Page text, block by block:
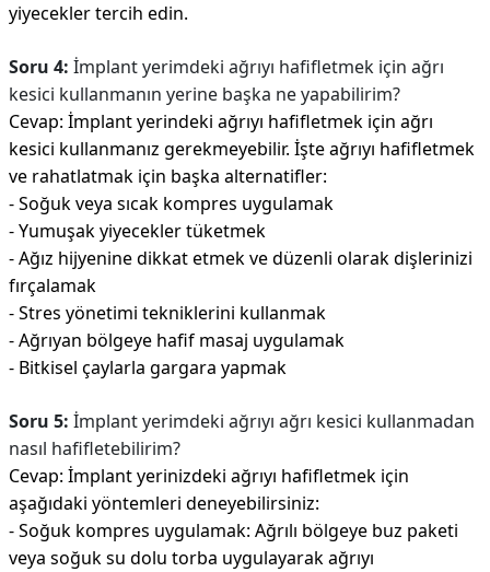
yiyecekler tercih edin.
Soru 4: İmplant yerimdeki ağrıyı hafifletmek için ağrı
kesici kullanmanın yerine başka ne yapabilirim?
Cevap: İmplant yerindeki ağrıyı hafifletmek için ağrı
kesici kullanmanız gerekmeyebilir. İşte ağrıyı hafifletmek
ve rahatlatmak için başka alternatifler:
- Soğuk veya sıcak kompres uygulamak
- Yumuşak yiyecekler tüketmek
- Ağız hijyenine dikkat etmek ve düzenli olarak dişlerinizi
fırçalamak
- Stres yönetimi tekniklerini kullanmak
- Ağrıyan bölgeye hafif masaj uygulamak
- Bitkisel çaylarla gargara yapmak
Soru 5: İmplant yerimdeki ağrıyı ağrı kesici kullanmadan
nasıl hafifletebilirim?
Cevap: İmplant yerinizdeki ağrıyı hafifletmek için
aşağıdaki yöntemleri deneyebilirsiniz:
- Soğuk kompres uygulamak: Ağrılı bölgeye buz paketi
veya soğuk su dolu torba uygulayarak ağrıyı